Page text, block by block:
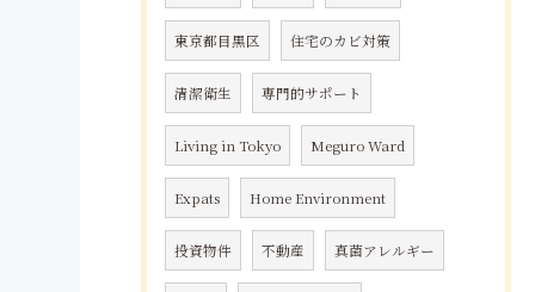
東京都目黒区 住宅のカビ対策
清潔衛生 専門的サポート
Living in Tokyo Meguro Ward
Expats Home Environment
投資物件 不動産 真菌アレルギー